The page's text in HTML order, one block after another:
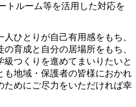
トルーム等を活用した対応を
ひとりが自己有用感をもち、
育成と自分の居場所をもち、
級つくりを進めてまいりたいと
も地域・保護者の皆様におかれ
ためにご尽力をいただければ幸